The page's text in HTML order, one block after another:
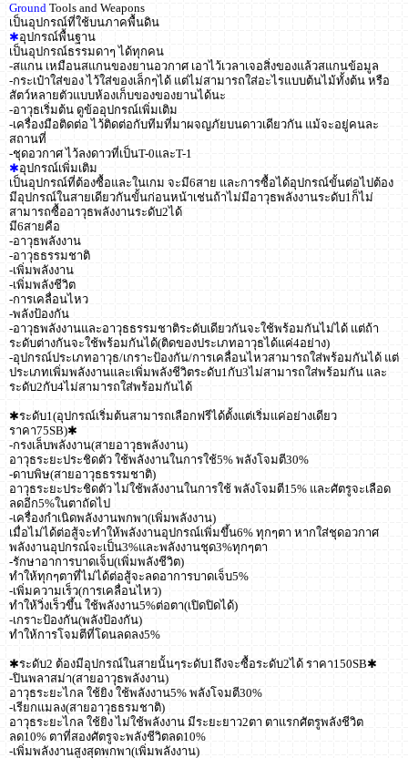
Ground Tools and Weapons
เป็นอุปกรณ์ที่ใช้บนภาคพื้นดิน
✱อุปกรณ์พื้นฐาน
เป็นอุปกรณ์ธรรมดาๆ ได้ทุกคน
-สแกน เหมือนสแกนของยานอวกาศ เอาไว้เวลาเจอสิ่งของแล้วสแกนข้อมูล
-กระเป๋าใส่ของ ไว้ใส่ของเล็กๆได้ แต่ไม่สามารถใส่อะไรแบบต้นไม้ทั้งต้น หรือ
สัตว์หลายตัวแบบห้องเก็บของของยานได้นะ
-อาวุธเริ่มต้น ดูข้ออุปกรณ์เพิ่มเติม
-เครื่องมือติดต่อ ไว้ติดต่อกับทีมที่มาผจญภัยบนดาวเดียวกัน แม้จะอยู่คนละ
สถานที่
-ชุดอวกาศ ไว้ลงดาวที่เป็นT-0และT-1
✱อุปกรณ์เพิ่มเติม
เป็นอุปกรณ์ที่ต้องซื้อและในเกม จะมี6สาย และการซื้อได้อุปกรณ์ขั้นต่อไปต้อง
มีอุปกรณ์ในสายเดียวกันขั้นก่อนหน้าเช่นถ้าไม่มีอาวุธพลังงานระดับ1ก็ไม่
สามารถซื้ออาวุธพลังงานระดับ2ได้
มี6สายคือ
-อาวุธพลังงาน
-อาวุธธรรมชาติ
-เพิ่มพลังงาน
-เพิ่มพลังชีวิต
-การเคลื่อนไหว
-พลังป้องกัน
-อาวุธพลังงานและอาวุธธรรมชาติระดับเดียวกันจะใช้พร้อมกันไม่ได้ แต่ถ้า
ระดับต่างกันจะใช้พร้อมกันได้(ติดของประเภทอาวุธได้แค่4อย่าง)
-อุปกรณ์ประเภทอาวุธ/เกราะป้องกัน/การเคลื่อนไหวสามารถใส่พร้อมกันได้ แต่
ประเภทเพิ่มพลังงานและเพิ่มพลังชีวิตระดับ1กับ3ไม่สามารถใส่พร้อมกัน และ
ระดับ2กับ4ไม่สามารถใส่พร้อมกันได้
✱ระดับ1(อุปกรณ์เริ่มต้นสามารถเลือกฟรีได้ตั้งแต่เริ่มแค่อย่างเดียว
ราคา75SB)✱
-กรงเล็บพลังงาน(สายอาวุธพลังงาน)
อาวุธระยะประชิดตัว ใช้พลังงานในการใช้5% พลังโจมตี30%
-ดาบพิษ(สายอาวุธธรรมชาติ)
อาวุธระยะประชิดตัว ไม่ใช้พลังงานในการใช้ พลังโจมตี15% และศัตรูจะเลือด
ลดอีก5%ในตาถัดไป
-เครื่องกำเนิดพลังงานพกพา(เพิ่มพลังงาน)
เมื่อไม่ได้ต่อสู้จะทำให้พลังงานอุปกรณ์เพิ่มขึ้น6% ทุกๆตา หากใส่ชุดอวกาศ
พลังงานอุปกรณ์จะเป็น3%และพลังงานชุด3%ทุกๆตา
-รักษาอาการบาดเจ็บ(เพิ่มพลังชีวิต)
ทำให้ทุกๆตาที่ไม่ได้ต่อสู้จะลดอาการบาดเจ็บ5%
-เพิ่มความเร็ว(การเคลื่อนไหว)
ทำให้วิ่งเร็วขึ้น ใช้พลังงาน5%ต่อตา(เปิดปิดได้)
-เกราะป้องกัน(พลังป้องกัน)
ทำให้การโจมตีที่โดนลดลง5%
✱ระดับ2 ต้องมีอุปกรณ์ในสายนั้นๆระดับ1ถึงจะซื้อระดับ2ได้ ราคา150SB✱
-ปินพลาสม่า(สายอาวุธพลังงาน)
อาวุธระยะไกล ใช้ยิง ใช้พลังงาน5% พลังโจมตี30%
-เรียกแมลง(สายอาวุธธรมชาติ)
อาวุธระยะไกล ใช้ยิง ไม่ใช้พลังงาน มีระยะยาว2ตา ตาแรกศัตรูพลังชีวิต
ลด10% ตาที่สองศัตรูจะพลังชีวิตลด10%
-เพิ่มพลังงานสูงสุดพกพา(เพิ่มพลังงาน)